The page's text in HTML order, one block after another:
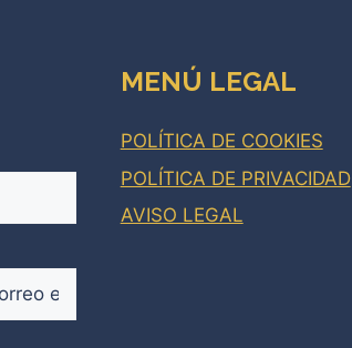
MENÚ LEGAL
POLÍTICA DE COOKIES
POLÍTICA DE PRIVACIDAD
AVISO LEGAL